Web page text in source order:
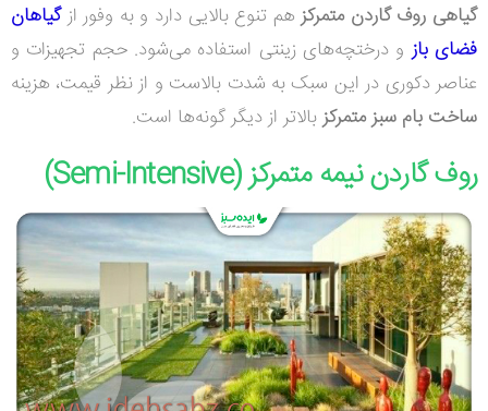
گیاهی روف گاردن متمرکزهم تنوع بالایی دارد و به وفور ازگیاهان
فضای بازو درختچه‌های زینتی استفاده می‌شود. حجم تجهیزات و
عناصر دکوری در این سبک به شدت بالاست و از نظر قیمت، هزینه
ساخت بام سبز متمرکزبالاتر از دیگر گونه‌ها است.
روف گاردن نیمه متمرکز (Semi-Intensive
)